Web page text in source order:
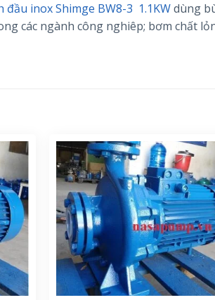
inox Shimge BW8-3 1.1KWdùng
các ngành công nghiêp; bơm chất